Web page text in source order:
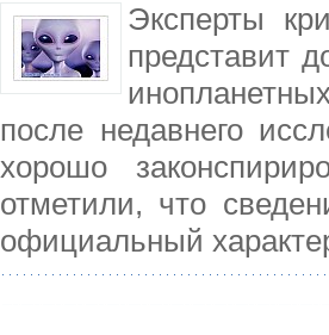
Эксперты
представит
после недавнего
хорошо
отметили, что
официальный